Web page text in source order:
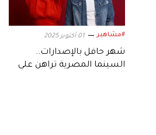
#مشاهير 01 أكتوبر 2025
شهر حافل بالإصدارات..
السينما المصرية تراهن على